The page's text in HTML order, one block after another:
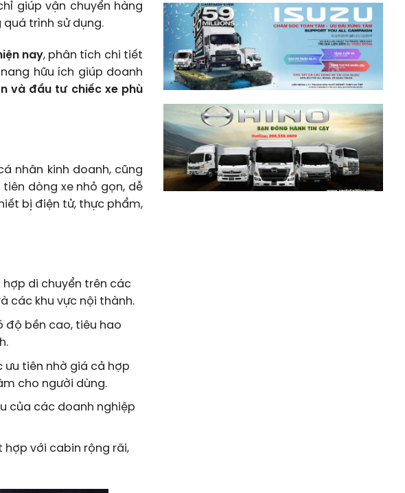
giúp vận chuyển hàng
trình sử dụng.
nay, phân tích chi tiết
hữu ích giúp doanh
và đầu tư chiếc xe phù
nhân kinh doanh, cũng
dòng xe nhỏ gọn, dễ
bị điện tử, thực phẩm,
hợp di chuyển trên các
các khu vực nội thành.
độ bền cao, tiêu hao
ưu tiên nhờ giá cả hợp
cho người dùng.
của các doanh nghiệp
hợp với cabin rộng rãi,